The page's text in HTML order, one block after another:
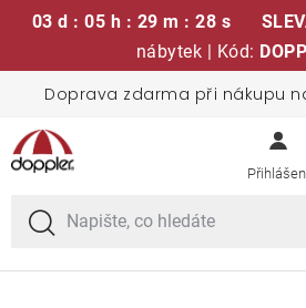
03 d : 05 h : 29 m : 27 s
nábytek | Kód:
obsah
Doprava zdarma při nákupu
Sedací soupravy
Slunečníky
Křesla a židle